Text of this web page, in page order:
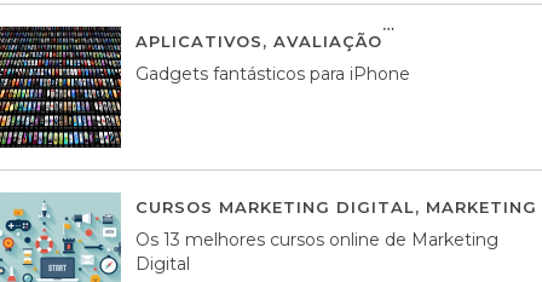
APLICATIVOS, AVALIAÇÃO
Gadgets fantásticos para iPhone
CURSOS MARKETING DIGITAL,
Os 13 melhores cursos online de Marketing
Digital